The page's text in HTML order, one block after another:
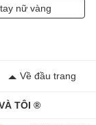
nữ vàng
Về đầu trang
TÔI ®